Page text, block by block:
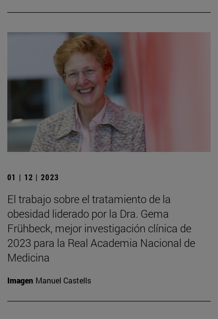
01 | 12 | 2023
El trabajo sobre el tratamiento de la
obesidad liderado por la Dra. Gema
Frühbeck, mejor investigación clínica de
2023 para la Real Academia Nacional de
Medicina
Imagen Manuel Castells